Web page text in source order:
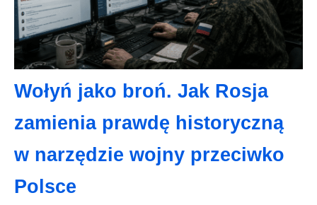
Wołyń jako broń. Jak Rosja
zamienia prawdę historyczną
w narzędzie wojny przeciwko
Polsce